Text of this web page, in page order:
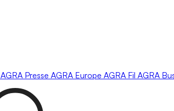
AGRA Presse AGRA Europe AGRA Fil AGRA